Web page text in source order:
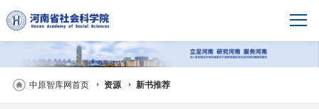
中原智库网首页 资源 新书推荐